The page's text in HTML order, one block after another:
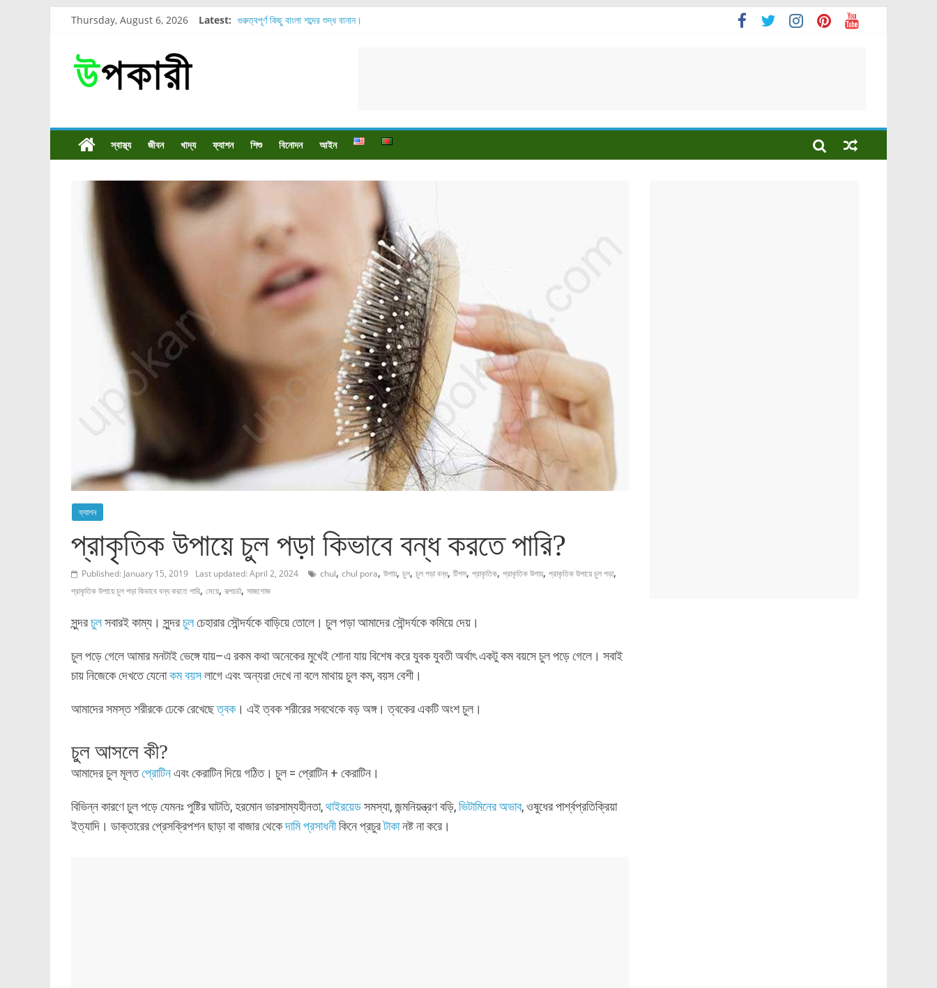
Thursday, August 6, 2026 Latest: গুরুত্বপূর্ণ কিছু বাংলা শব্দের শুদ্ধ বানান।
স্বাস্থ্য জীবন খাদ্য ফ্যাশন শিশু বিনোদন আইন
ফ্যাশন
প্রাকৃতিক উপায়ে চুল পড়া কিভাবে বন্ধ করতে পারি?
Published: January 15, 2019 Last updated: April 2, 2024 chul, chul pora, উপায়, চুল, চুল পড়া বন্ধ, টিপস, প্রাকৃতিক, প্রাকৃতিক উপায়, প্রাকৃতিক উপায়ে চুল পড়া,
প্রাকৃতিক উপায়ে চুল পড়া কিভাবে বন্ধ করতে পারি, মেয়ে, রূপচর্চা, সাজগোজ
সুন্দরচুলসবারই কাম্য। সুন্দরচুলচেহারার সৌন্দর্যকে বাড়িয়ে তোলে। চুল পড়া আমাদের সৌন্দর্যকে কমিয়ে দেয়।
চুল পড়ে গেলে আমার মনটাই ভেঙ্গে যায়–এ রকম কথা অনেকের মুখেই শোনা যায় বিশেষ করে যুবক যুবতী অর্থাৎ একটু কম বয়সে চুল পড়ে গেলে। সবাই
চায় নিজেকে দেখতে যেনোকম বয়সলাগে এবং অন্যরা দেখে না বলে মাথায় চুল কম, বয়স বেশী।
আমাদের সমস্ত শরীরকে ঢেকে রেখেছেত্বক। এই ত্বক শরীরের সবথেকে বড় অঙ্গ। ত্বকের একটি অংশ চুল।
চুল আসলে কী?
আমাদের চুল মূলতপ্রোটিনএবং কেরাটিন দিয়ে গঠিত। চুল = প্রোটিন + কেরাটিন।
বিভিন্ন কারণে চুল পড়ে যেমনঃ পুষ্টির ঘাটতি, হরমোন ভারসাম্যহীনতা,থাইরয়েডসমস্যা, জন্মনিয়ন্ত্রণ বড়ি,ভিটামিনের অভাব, ওষুধের পার্শ্বপ্রতিক্রিয়া
ইত্যাদি। ডাক্তারের প্রেসক্রিপশন ছাড়া বা বাজার থেকেদামি প্রসাধনীকিনে প্রচুরটাকানষ্ট না করে।